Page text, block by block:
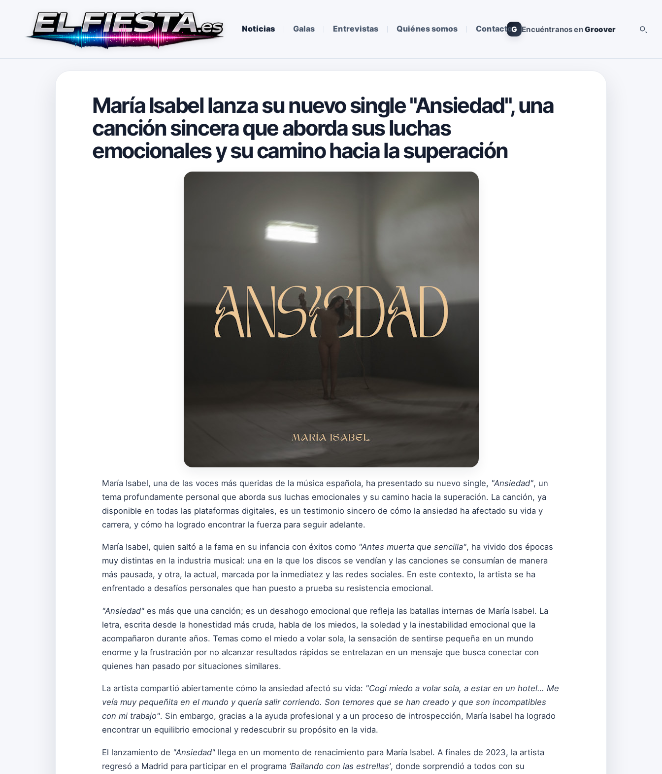
Noticias Galas Entrevistas Quiénes somos ContactoG Encuéntranos enGroover
María Isabel lanza su nuevo single "Ansiedad", una
canción sincera que aborda sus luchas
emocionales y su camino hacia la superación
María Isabel, una de las voces más queridas de la música española, ha presentado su nuevo single, "Ansiedad", un
tema profundamente personal que aborda sus luchas emocionales y su camino hacia la superación. La canción, ya
disponible en todas las plataformas digitales, es un testimonio sincero de cómo la ansiedad ha afectado su vida y
carrera, y cómo ha logrado encontrar la fuerza para seguir adelante.
María Isabel, quien saltó a la fama en su infancia con éxitos como "Antes muerta que sencilla", ha vivido dos épocas
muy distintas en la industria musical: una en la que los discos se vendían y las canciones se consumían de manera
más pausada, y otra, la actual, marcada por la inmediatez y las redes sociales. En este contexto, la artista se ha
enfrentado a desafíos personales que han puesto a prueba su resistencia emocional.
"Ansiedad" es más que una canción; es un desahogo emocional que refleja las batallas internas de María Isabel. La
letra, escrita desde la honestidad más cruda, habla de los miedos, la soledad y la inestabilidad emocional que la
acompañaron durante años. Temas como el miedo a volar sola, la sensación de sentirse pequeña en un mundo
enorme y la frustración por no alcanzar resultados rápidos se entrelazan en un mensaje que busca conectar con
quienes han pasado por situaciones similares.
La artista compartió abiertamente cómo la ansiedad afectó su vida: "Cogí miedo a volar sola, a estar en un hotel… Me
veía muy pequeñita en el mundo y quería salir corriendo. Son temores que se han creado y que son incompatibles
con mi trabajo". Sin embargo, gracias a la ayuda profesional y a un proceso de introspección, María Isabel ha logrado
encontrar un equilibrio emocional y redescubrir su propósito en la vida.
El lanzamiento de "Ansiedad" llega en un momento de renacimiento para María Isabel. A finales de 2023, la artista
regresó a Madrid para participar en el programa ‘Bailando con las estrellas’, donde sorprendió a todos con su